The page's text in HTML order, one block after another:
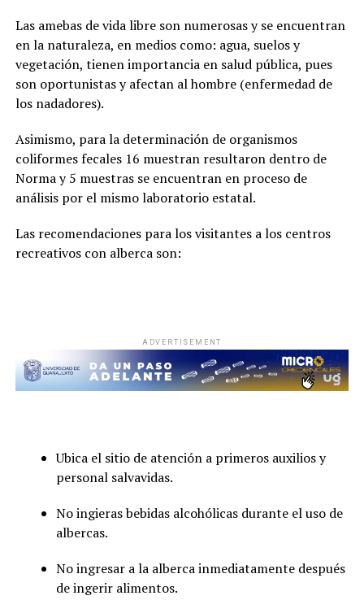
Las amebas de vida libre son numerosas y se encuentran
en la naturaleza, en medios como: agua, suelos y
vegetación, tienen importancia en salud pública, pues
son oportunistas y afectan al hombre (enfermedad de
los nadadores).
Asimismo, para la determinación de organismos
coliformes fecales 16 muestran resultaron dentro de
Norma y 5 muestras se encuentran en proceso de
análisis por el mismo laboratorio estatal.
Las recomendaciones para los visitantes a los centros
recreativos con alberca son:
ADVERTISEMENT
Ubica el sitio de atención a primeros auxilios y
personal salvavidas.
No ingieras bebidas alcohólicas durante el uso de
albercas.
No ingresar a la alberca inmediatamente después
de ingerir alimentos.